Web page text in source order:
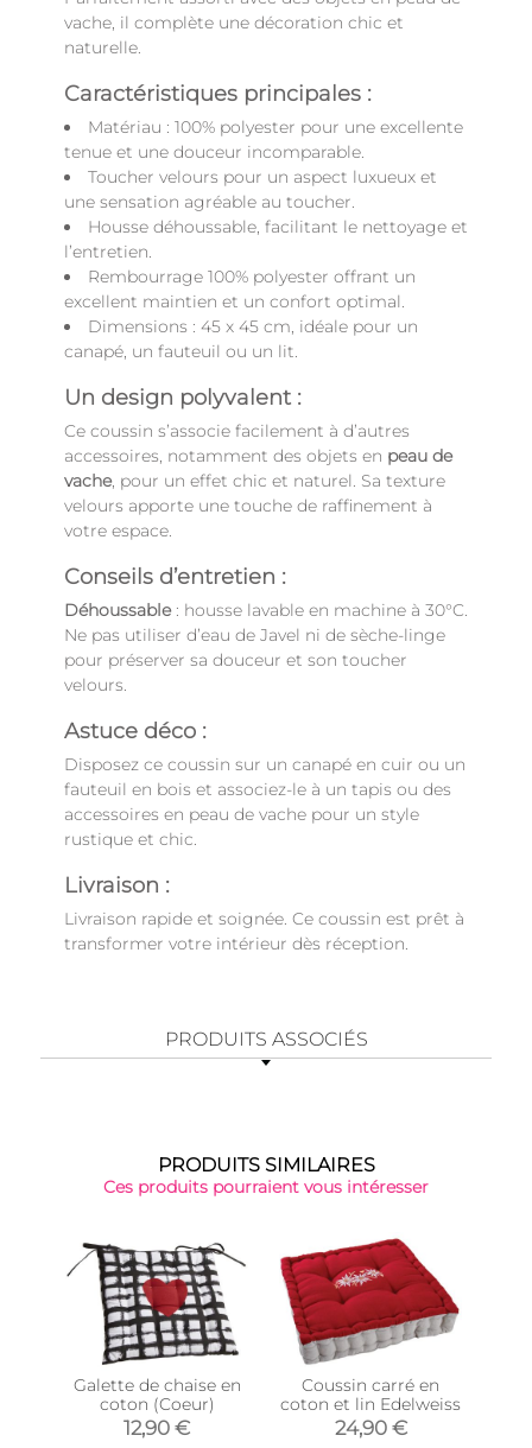
vache, il complète une décoration chic et
naturelle.
Caractéristiques principales :
Matériau : 100% polyester pour une excellente
tenue et une douceur incomparable.
Toucher velours pour un aspect luxueux et
une sensation agréable au toucher.
Housse déhoussable, facilitant le nettoyage et
l’entretien.
Rembourrage 100% polyester offrant un
excellent maintien et un confort optimal.
Dimensions : 45 x 45 cm, idéale pour un
canapé, un fauteuil ou un lit.
Un design polyvalent :
Ce coussin s’associe facilement à d’autres
accessoires, notamment des objets en peau de
vache, pour un effet chic et naturel. Sa texture
velours apporte une touche de raffinement à
votre espace.
Conseils d’entretien :
Déhoussable: housse lavable en machine à 30°C.
Ne pas utiliser d’eau de Javel ni de sèche-linge
pour préserver sa douceur et son toucher
velours.
Astuce déco :
Disposez ce coussin sur un canapé en cuir ou un
fauteuil en bois et associez-le à un tapis ou des
accessoires en peau de vache pour un style
rustique et chic.
Livraison :
Livraison rapide et soignée. Ce coussin est prêt à
transformer votre intérieur dès réception.
PRODUITS ASSOCIÉS
PRODUITS SIMILAIRES
Ces produits pourraient vous intéresser
Galette de chaise en
coton (Coeur)
12,90 €
Coussin carré en
coton et lin Edelweiss
24,90 €